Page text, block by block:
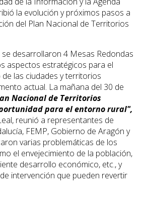
la evolución y próximos pasos a
del Plan Nacional de Territorios
desarrollaron 4 Mesas Redondas
aspectos estratégicos para el
las ciudades y territorios
actual. La mañana del 30 de
Nacional de Territorios
para el entorno rural",
reunió a representantes de
FEMP, Gobierno de Aragón y
varias problemáticas de los
el envejecimiento de la población,
desarrollo económico, etc., y
intervención que pueden revertir